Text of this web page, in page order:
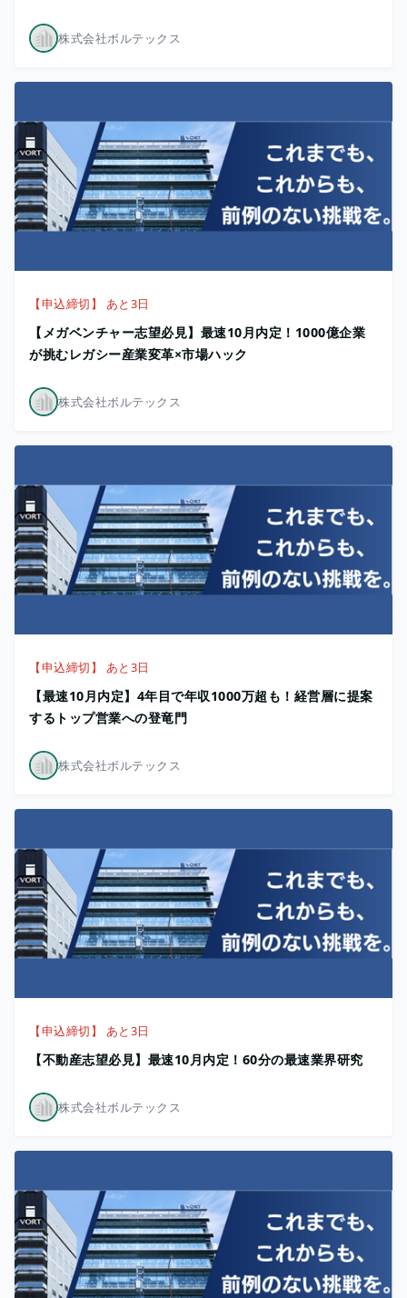
株式会社ボルテックス
【申込締切】 あと3日
【メガベンチャー志望必見】最速10月内定！1000億企業
が挑むレガシー産業変革×市場ハック
株式会社ボルテックス
【申込締切】 あと3日
【最速10月内定】4年目で年収1000万超も！経営層に提案
するトップ営業への登竜門
株式会社ボルテックス
【申込締切】 あと3日
【不動産志望必見】最速10月内定！60分の最速業界研究
株式会社ボルテックス